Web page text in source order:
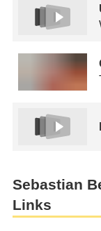
Sebastian
Links